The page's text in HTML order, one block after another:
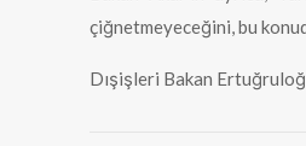
çiğnetmeyeceğini, bu
Dışişleri Bakan